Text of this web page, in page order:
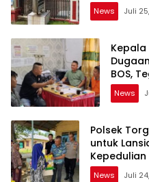
News Juli
Kepala
BOS,
Benar
News
Polsek
untuk
Masyarakat
News Juli